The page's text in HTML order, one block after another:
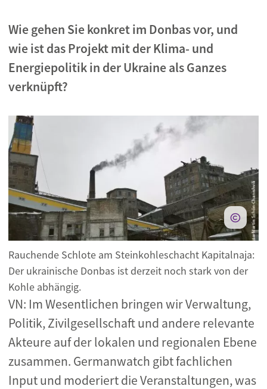
Wie gehen Sie konkret im Donbas vor, und
wie ist das Projekt mit der Klima- und
Energiepolitik in der Ukraine als Ganzes
verknüpft?
Rauchende Schlote am Steinkohleschacht Kapitalnaja:
Der ukrainische Donbas ist derzeit noch stark von der
Kohle abhängig.
VN: Im Wesentlichen bringen wir Verwaltung,
Politik, Zivilgesellschaft und andere relevante
Akteure auf der lokalen und regionalen Ebene
zusammen. Germanwatch gibt fachlichen
Input und moderiert die Veranstaltungen, was